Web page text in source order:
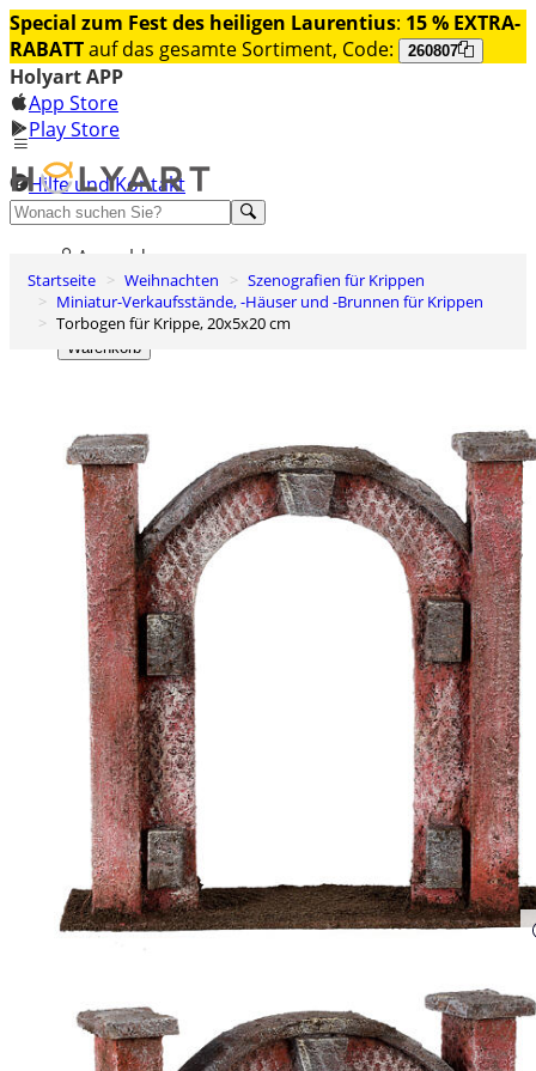
Special zum Fest des heiligen Laurentius: 15 % EXTRA-
RABATTauf das gesamte Sortiment, Code: 260807
Holyart APP
App Store
Play Store
Hilfe und Kontakt
Entdecken Sie Premium
Anmelden
Wunschliste
0
Warenkorb
Startseite Weihnachten
Szenografien für Krippen
Miniatur-Verkaufsstände, -Häuser und -Brunnen für Krippen
Torbogen für Krippe, 20x5x20 cm